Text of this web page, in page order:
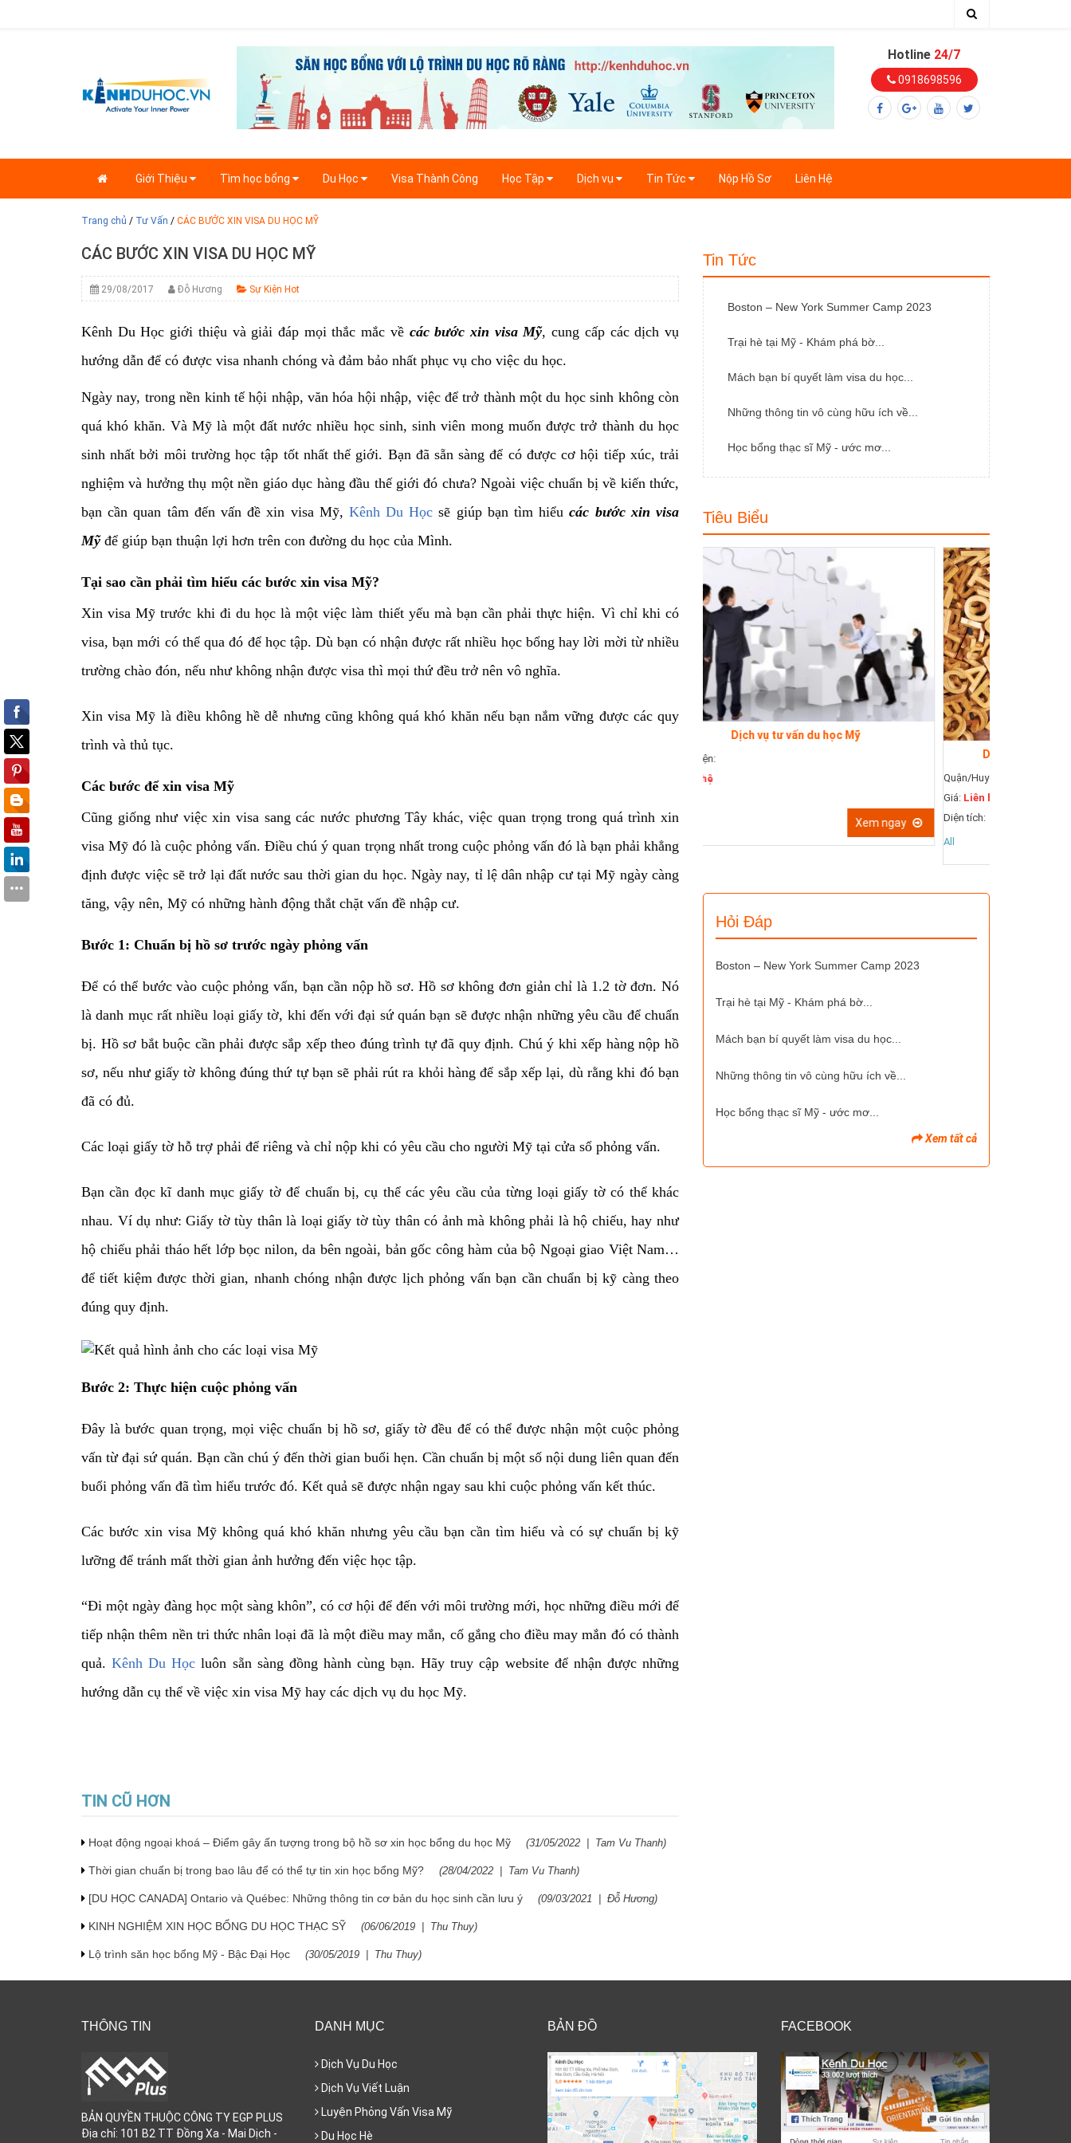
Hotline 24/7
0918698596
Giới Thiệu Tìm học bổng Du Học Visa Thành Công Học Tập Dịch vụ Tin Tức Nộp Hồ Sơ Liên Hệ
Trang chủ / Tư Vấn / CÁC BƯỚC XIN VISA DU HỌC MỸ
CÁC BƯỚC XIN VISA DU HỌC MỸ
29/08/2017 Đỗ Hương Sự Kiện Hot
Kênh Du Học giới thiệu và giải đáp mọi thắc mắc về các bước xin visa Mỹ, cung cấp các dịch vụ
hướng dẫn để có được visa nhanh chóng và đảm bảo nhất phục vụ cho việc du học.
Ngày nay, trong nền kinh tế hội nhập, văn hóa hội nhập, việc để trở thành một du học sinh không còn
quá khó khăn. Và Mỹ là một đất nước nhiều học sinh, sinh viên mong muốn được trở thành du học
sinh nhất bởi môi trường học tập tốt nhất thế giới. Bạn đã sẵn sàng để có được cơ hội tiếp xúc, trải
nghiệm và hưởng thụ một nền giáo dục hàng đầu thế giới đó chưa? Ngoài việc chuẩn bị về kiến thức,
bạn cần quan tâm đến vấn đề xin visa Mỹ, Kênh Du Học sẽ giúp bạn tìm hiểucác bước xin visa
Mỹđể giúp bạn thuận lợi hơn trên con đường du học của Mình.
Tại sao cần phải tìm hiểu các bước xin visa Mỹ?
Xin visa Mỹ trước khi đi du học là một việc làm thiết yếu mà bạn cần phải thựchiện. Vì chỉ khi có
visa, bạn mới có thể qua đó để học tập. Dù bạn có nhận được rất nhiều học bổng hay lời mời từ nhiều
trường chào đón, nếu như không nhận được visa thì mọi thứ đều trở nên vô nghĩa.
Xin visa Mỹ là điều không hề dễ nhưng cũng không quá khó khăn nếu bạn nắm vững được các quy
trình và thủ tục.
Các bước để xin visa Mỹ
Cũng giống như việc xin visa sang các nước phương Tây khác, việc quan trọngtrong quá trình xin
visa Mỹ đó là cuộc phỏng vấn. Điều chú ý quan trọng nhất trong cuộc phỏng vấn đó là bạn phải khẳng
định được việc sẽ trở lại đất nước sau thời gian du học. Ngày nay, tỉ lệ dân nhập cư tại Mỹ ngày càng
tăng, vậy nên, Mỹ có những hành động thắt chặt vấn đề nhập cư.
Bước 1: Chuẩn bị hồ sơ trước ngày phỏng vấn
Để có thể bước vào cuộc phỏng vấn, bạn cần nộp hồ sơ. Hồ sơ không đơn giảnchỉ là 1.2 tờ đơn. Nó
là danh mục rất nhiều loại giấy tờ, khi đến với đại sứ quán bạn sẽ được nhận những yêu cầu để chuẩn
bị. Hồ sơ bắt buộc cần phải được sắp xếp theo đúng trình tự đã quy định. Chú ý khi xếp hàng nộp hồ
sơ, nếu như giấy tờ không đúng thứ tự bạn sẽ phải rút ra khỏi hàng để sắp xếp lại, dù rằng khi đó bạn
đã có đủ.
Các loại giấy tờ hỗ trợ phải để riêng và chỉ nộp khi có yêu cầu cho người Mỹ tại cửa sổ phỏng vấn.
Bạn cần đọc kĩ danh mục giấy tờ để chuẩn bị, cụ thể các yêu cầu của từng loại giấy tờ có thể khác
nhau. Ví dụ như: Giấy tờ tùy thân là loại giấy tờ tùy thân có ảnh mà không phải là hộ chiếu, hay như
hộ chiếu phải tháo hết lớp bọc nilon, da bên ngoài, bản gốc công hàm của bộ Ngoại giao Việt Nam…
để tiết kiệm được thời gian, nhanh chóng nhận được lịch phỏng vấn bạn cần chuẩn bị kỹ càng theo
đúng quy định.
Bước 2: Thực hiện cuộc phỏng vấn
Đây là bước quan trọng, mọi việc chuẩn bị hồ sơ, giấy tờ đều để có thể được nhận một cuộc phỏng
vấn từ đại sứ quán. Bạn cần chú ý đến thời gian buổi hẹn. Cần chuẩn bị một số nội dung liên quan đến
buổi phỏng vấn đã tìm hiểu trước đó. Kết quả sẽ được nhận ngay sau khi cuộc phỏng vấn kết thúc.
Các bước xin visa Mỹ không quá khó khăn nhưng yêu cầu bạn cần tìm hiểu và có sự chuẩn bị kỹ
lưỡng để tránh mất thời gian ảnh hưởng đến việc học tập.
“Đi một ngày đàng học một sàng khôn”, có cơ hội để đến với môi trường mới, học những điều mới để
tiếp nhận thêm nền tri thức nhân loại đã là một điều may mắn, cố gắng cho điều may mắn đó có thành
quả. Kênh Du Họcluôn sẵn sàng đồng hành cùng bạn. Hãy truy cập website để nhận được những
hướng dẫn cụ thể về việc xin visa Mỹ hay các dịch vụ du học Mỹ.
TIN CŨ HƠN
Hoạt động ngoại khoá – Điểm gây ấn tượng trong bộ hồ sơ xin học bổng du học Mỹ (31/05/2022 | Tam Vu Thanh)
Thời gian chuẩn bị trong bao lâu để có thể tự tin xin học bổng Mỹ? (28/04/2022 | Tam Vu Thanh)
[DU HỌC CANADA] Ontario và Québec: Những thông tin cơ bản du học sinh cần lưu ý (09/03/2021 | Đỗ Hương)
KINH NGHIỆM XIN HỌC BỔNG DU HỌC THẠC SỸ (06/06/2019 | Thu Thuy)
Lộ trình săn học bổng Mỹ - Bậc Đại Học (30/05/2019 | Thu Thuy)
Tin Tức
Boston – New York Summer Camp 2023
Trại hè tại Mỹ - Khám phá bờ...
Mách bạn bí quyết làm visa du học...
Những thông tin vô cùng hữu ích về...
Học bổng thạc sĩ Mỹ - ước mơ...
Tiêu Biểu
Dịch vụ hướng dẫn chuẩn bị hồ sơ săn học bổng Mỹ
Giá:Liên hệ
Diện tích:
All
Xem ngay
Quận/Huyện:
Xem ngay
Hỏi Đáp
Boston – New York Summer Camp 2023
Trại hè tại Mỹ - Khám phá bờ...
Mách bạn bí quyết làm visa du học...
Những thông tin vô cùng hữu ích về...
Học bổng thạc sĩ Mỹ - ước mơ...
Xem tất cả
THÔNG TIN
BẢN QUYỀN THUỘC CÔNG TY EGP PLUS
Địa chỉ: 101 B2 TT Đồng Xa - Mai Dịch -
DANH MỤC
Dịch Vụ Du Học
Dịch Vụ Viết Luận
Luyện Phỏng Vấn Visa Mỹ
Du Học Hè
BẢN ĐỒ FACEBOOK